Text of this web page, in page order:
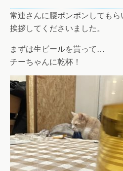
常連さんに腰ポンポンしても
挨拶してくださいました。
まずは生ビールを貰って…
チーちゃんに乾杯！